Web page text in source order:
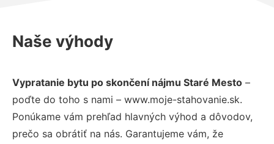
Naše výhody
Vypratanie bytu po skončení nájmu Staré Mesto –
poďte do toho s nami – www.moje-stahovanie.sk.
Ponúkame vám prehľad hlavných výhod a dôvodov,
prečo sa obrátiť na nás. Garantujeme vám, že